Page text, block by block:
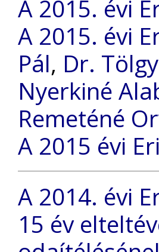
A 2015. évi
A 2015. évi
Pál, Dr.
Nyerkiné
Remeténé
A 2015 évi
A 2014. évi
15 év